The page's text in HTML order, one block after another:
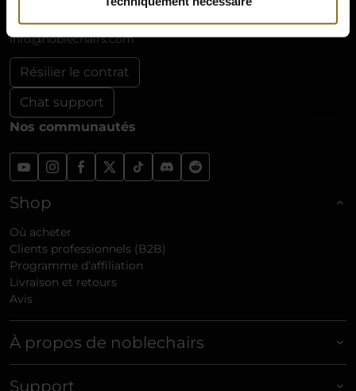
+49 (0)30 8379 95 00
Du lundi au vendredi, de 10 h à 18 h
info@noblechairs.com
Résilier le contrat
Chat support
Nos communautés
Shop
Où acheter
Clients professionnels (B2B)
Programme d’affiliation
Livraison et retours
Avis
À propos de noblechairs
Support